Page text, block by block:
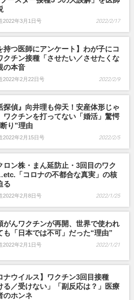
2022年3月1日号 2022/2/17
持つ医師にアンケート】わが子にコ
クチン接種「させたい／させたくな
の本音
2022年2月22日号 2022/2/9
探偵』向井理も仰天！安産体形じゃ
ワクチンを打ってない「婚活」驚愕
り”理由
2022年2月15日号 2022/2/5
ロン株・まん延防止・3回目のワク
「コロナの不都合な真実」の核
る
2022年2月8日号 2022/1/25
がんワクチンが再開、世界で使われ
も「日本では不可」だった“理由”
2022年2月1日号 2022/1/21
ナウイルス】ワクチン3回目接種
る／受けない」「副反応は？」医療
のホンネ